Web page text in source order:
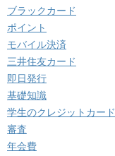
ブラックカード
ポイント
モバイル決済
三井住友カード
即日発行
基礎知識
学生のクレジットカード
審査
年会費